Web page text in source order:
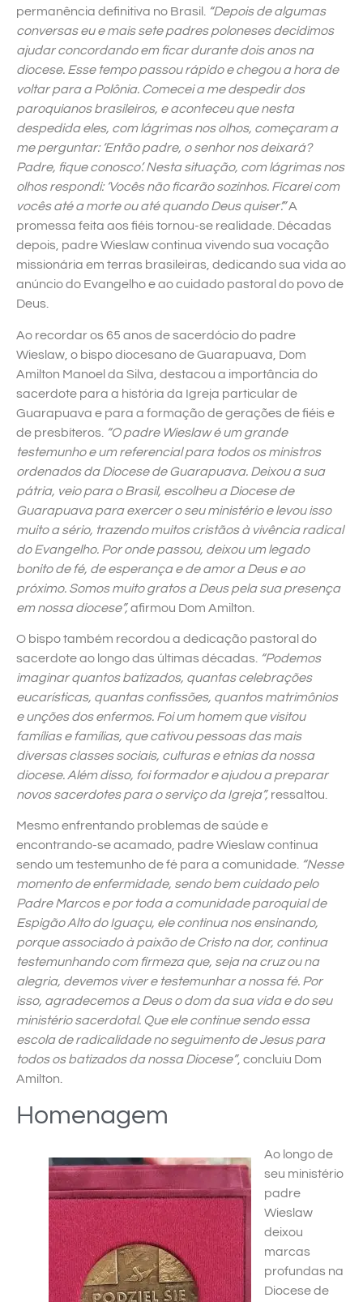
permanência definitiva no Brasil. “Depois de algumas
conversas eu e mais sete padres poloneses decidimos
ajudar concordando em ficar durante dois anos na
diocese. Esse tempo passou rápido e chegou a hora de
voltar para a Polônia. Comecei a me despedir dos
paroquianos brasileiros, e aconteceu que nesta
despedida eles, com lágrimas nos olhos, começaram a
me perguntar: ‘Então padre, o senhor nos deixará?
Padre, fique conosco’. Nesta situação, com lágrimas nos
olhos respondi: ‘Vocês não ficarão sozinhos. Ficarei com
vocês até a morte ou até quando Deus quiser’.”A
promessa feita aos fiéis tornou-se realidade. Décadas
depois, padre Wieslaw continua vivendo sua vocação
missionária em terras brasileiras, dedicando sua vida ao
anúncio do Evangelho e ao cuidado pastoral do povo de
Deus.
Ao recordar os 65 anos de sacerdócio do padre
Wieslaw, o bispo diocesano de Guarapuava, Dom
Amilton Manoel da Silva, destacou a importância do
sacerdote para a história da Igreja particular de
Guarapuava e para a formação de gerações de fiéis e
de presbíteros.
“O padre Wieslaw é um grande
testemunho e um referencial para todos os ministros
ordenados da Diocese de Guarapuava. Deixou a sua
pátria, veio para o Brasil, escolheu a Diocese de
Guarapuava para exercer o seu ministério e levou isso
muito a sério, trazendo muitos cristãos à vivência radical
do Evangelho. Por onde passou, deixou um legado
bonito de fé, de esperança e de amor a Deus e ao
próximo. Somos muito gratos a Deus pela sua presença
em nossa diocese”,afirmou Dom Amilton.
O bispo também recordou a dedicação pastoral do
sacerdote ao longo das últimas décadas.
“Podemos
imaginar quantos batizados, quantas celebrações
eucarísticas, quantas confissões, quantos matrimônios
e unções dos enfermos. Foi um homem que visitou
famílias e famílias, que cativou pessoas das mais
diversas classes sociais, culturas e etnias da nossa
diocese. Além disso, foi formador e ajudou a preparar
novos sacerdotes para o serviço da Igreja”, ressaltou.
Mesmo enfrentando problemas de saúde e
encontrando-se acamado, padre Wieslaw continua
sendo um testemunho de fé para a comunidade. “Nesse
momento de enfermidade, sendo bem cuidado pelo
Padre Marcos e por toda a comunidade paroquial de
Espigão Alto do Iguaçu, ele continua nos ensinando,
porque associado à paixão de Cristo na dor, continua
testemunhando com firmeza que, seja na cruz ou na
alegria, devemos viver e testemunhar a nossa fé. Por
isso, agradecemos a Deus o dom da sua vida e do seu
ministério sacerdotal. Que ele continue sendo essa
escola de radicalidade no seguimento de Jesus para
todos os batizados da nossa Diocese”, concluiu Dom
Amilton.
Homenagem
Ao longo de
seu ministério
padre
Wieslaw
deixou
marcas
profundas na
Diocese de